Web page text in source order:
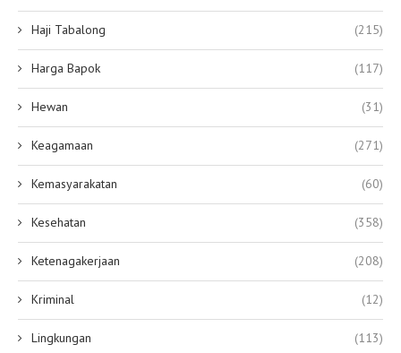
Haji Tabalong (215)
Harga Bapok (117)
Hewan (31)
Keagamaan (271)
Kemasyarakatan (60)
Kesehatan (358)
Ketenagakerjaan (208)
Kriminal (12)
Lingkungan (113)